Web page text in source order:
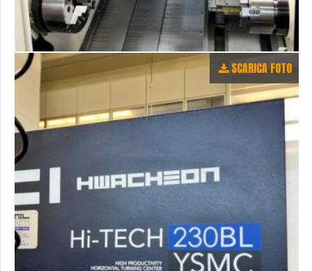
SCARICA FOTO